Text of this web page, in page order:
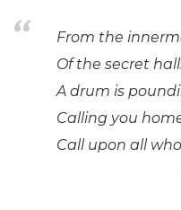
From the
Of the secret
A drum is
Calling you
Call upon all